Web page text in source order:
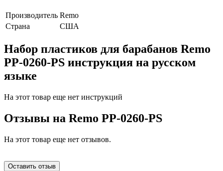
Производитель Remo
Страна
США
Набор пластиков для барабанов Remo
PP-0260-PS инструкция на русском
языке
На этот товар еще нет инструкций
Отзывы на Remo PP-0260-PS
На этот товар еще нет отзывов.
Оставить отзыв